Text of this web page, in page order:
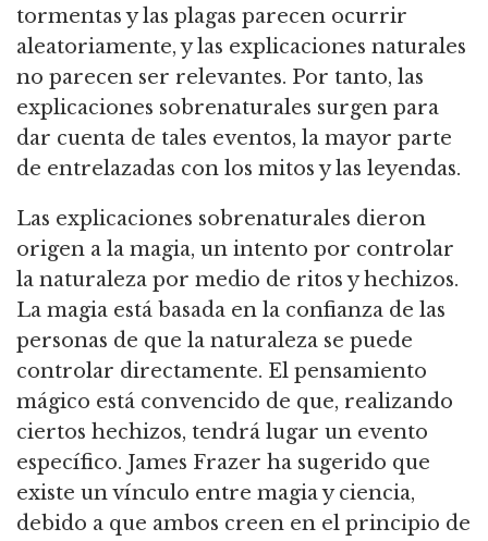
tormentas y las plagas parecen ocurrir
aleatoriamente, y las explicaciones naturales
no parecen ser relevantes. Por tanto, las
explicaciones sobrenaturales surgen para
dar cuenta de tales eventos, la mayor parte
de entrelazadas con los mitos y las leyendas.
Las explicaciones sobrenaturales dieron
origen a la magia, un intento por controlar
la naturaleza por medio de ritos y hechizos.
La magia está basada en la confianza de las
personas de que la naturaleza se puede
controlar directamente. El pensamiento
mágico está convencido de que, realizando
ciertos hechizos, tendrá lugar un evento
específico. James Frazer ha sugerido que
existe un vínculo entre magia y ciencia,
debido a que ambos creen en el principio de